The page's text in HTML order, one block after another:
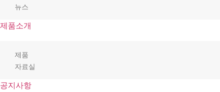
뉴스
제품소개
제품
자료실
공지사항